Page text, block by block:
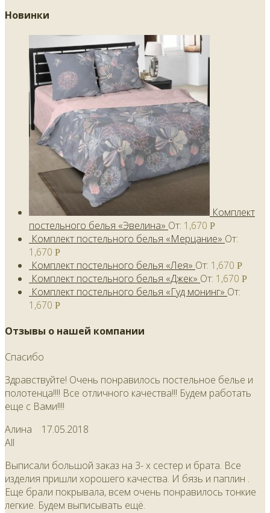
Новинки
Комплект
постельного белья «Эвелина» От: 1,670 Р
Комплект постельного белья «Мерцание» От:
1,670 Р
Комплект постельного белья «Лея» От: 1,670 Р
Комплект постельного белья «Джек» От: 1,670 Р
Комплект постельного белья «Гуд монинг» От:
1,670 Р
Отзывы о нашей компании
Спасибо
Здравствуйте! Очень понравилось постельное белье и
полотенца!!!! Все отличного качества!!! Будем работать
еще с Вами!!!!
Алина 17.05.2018
All
Выписали большой заказ на 3- х сестер и брата. Все
изделия пришли хорошего качества. И бязь и паплин .
Еще брали покрывала, всем очень понравилось тонкие
легкие. Будем выписывать ещё.